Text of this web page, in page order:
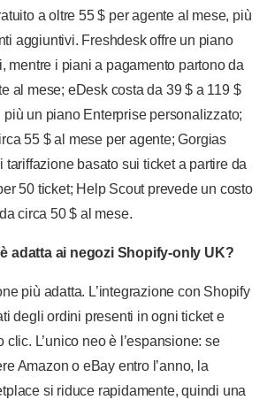
a oltre 55 $ per agente al mese, più
aggiuntivi. Freshdesk offre un piano
mentre i piani a pagamento partono da
al mese; eDesk costa da 39 $ a 119 $
più un piano Enterprise personalizzato;
55 $ al mese per agente; Gorgias
tariffazione basato sui ticket a partire da
50 ticket; Help Scout prevede un costo
circa 50 $ al mese.
adatta ai negozi Shopify-only UK?
più adatta. L’integrazione con Shopify
degli ordini presenti in ogni ticket e
clic. L’unico neo è l’espansione: se
Amazon o eBay entro l’anno, la
si riduce rapidamente, quindi una